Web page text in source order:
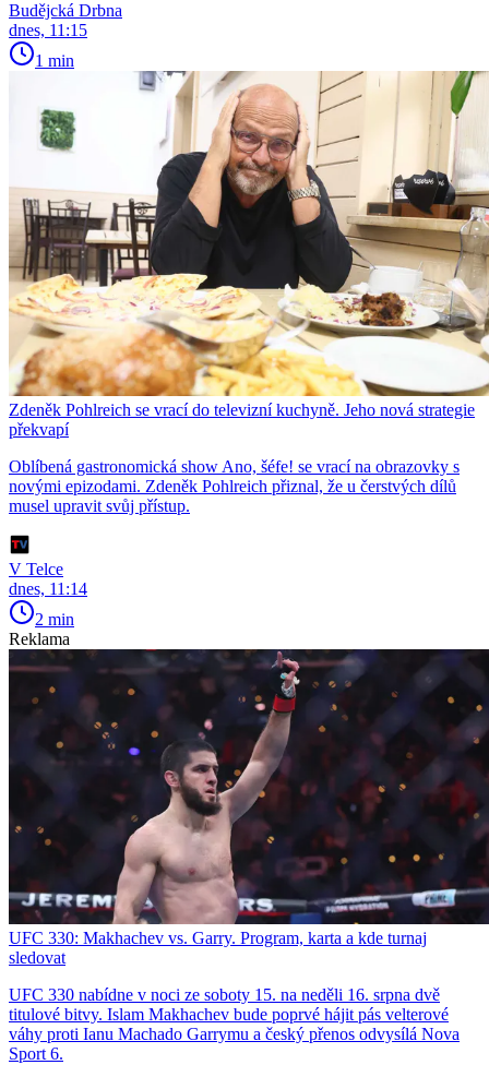
Budějcká Drbna
dnes, 11:15
1 min
Zdeněk Pohlreich se vrací do televizní kuchyně. Jeho nová strategie
překvapí
Oblíbená gastronomická show Ano, šéfe! se vrací na obrazovky s
novými epizodami. Zdeněk Pohlreich přiznal, že u čerstvých dílů
musel upravit svůj přístup.
V Telce
dnes, 11:14
2 min
Reklama
UFC 330: Makhachev vs. Garry. Program, karta a kde turnaj
sledovat
UFC 330 nabídne v noci ze soboty 15. na neděli 16. srpna dvě
titulové bitvy. Islam Makhachev bude poprvé hájit pás velterové
váhy proti Ianu Machado Garrymu a český přenos odvysílá Nova
Sport 6.